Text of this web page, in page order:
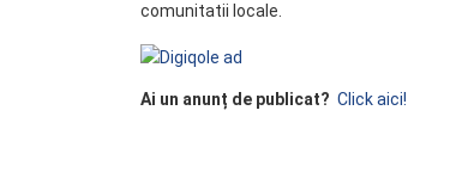
comunitatii locale.
Ai un anunț de publicat? Click aici!